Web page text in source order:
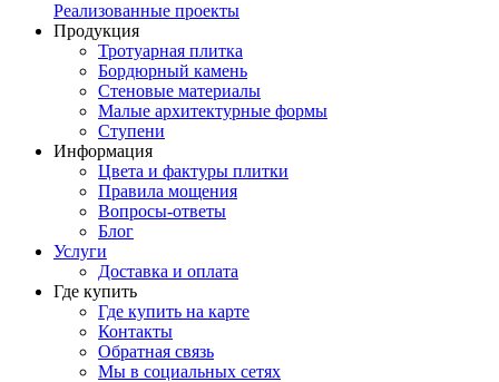
Реализованные проекты
Продукция
Тротуарная плитка
Бордюрный камень
Стеновые материалы
Малые архитектурные формы
Ступени
Информация
Цвета и фактуры плитки
Правила мощения
Вопросы-ответы
Блог
Услуги
Доставка и оплата
Где купить
Где купить на карте
Контакты
Обратная связь
Мы в социальных сетях